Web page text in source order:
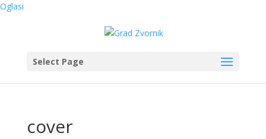
Oglasi
Select Page
cover